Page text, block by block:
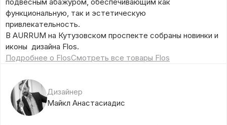
функциональную, так и эстетическую
привлекательность.
В AURRUM на Кутузовском проспекте собраны новинки и
иконы дизайна Flos.
Подробнее о FlosСмотреть все товары Flos
Дизайнер
Майкл Анастасиадис